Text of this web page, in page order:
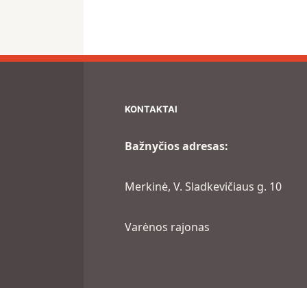
KONTAKTAI
Bažnyčios adresas:
Merkinė, V. Sladkevičiaus g. 10
Varėnos rajonas